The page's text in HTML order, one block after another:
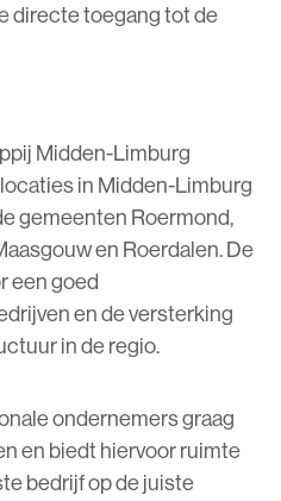
directe toegang tot de
Midden-Limburg
in Midden-Limburg
gemeenten Roermond,
en Roerdalen. De
een goed
en de versterking
in de regio.
ondernemers graag
en biedt hiervoor ruimte
bedrijf op de juiste